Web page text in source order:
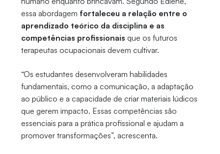
essa abordagem fortaleceu a relação entre o
aprendizado teórico da disciplina e as
competências profissionais que os futuros
terapeutas ocupacionais devem cultivar.
“Os estudantes desenvolveram habilidades
fundamentais, como a comunicação, a adaptação
ao público e a capacidade de criar materiais lúdicos
que gerem impacto. Essas competências são
essenciais para a prática profissional e ajudam a
promover transformações”, acrescenta.